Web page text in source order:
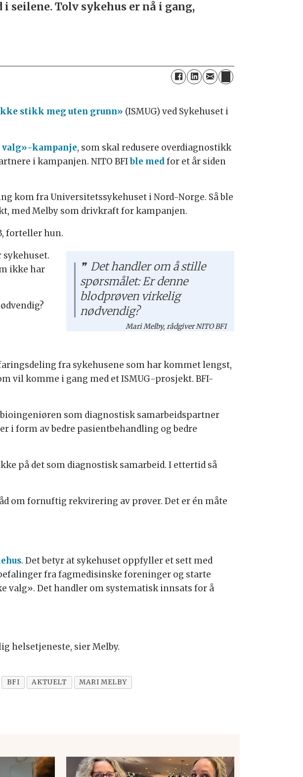
Tolv sykehus er nå i gang,
stikk meg uten grunn» (ISMUG) ved Sykehuset i
kampanje, som skal redusere overdiagnostikk
i kampanjen. NITO BFIble medfor et år siden
kom fra Universitetssykehuset i Nord-Norge. Så ble
med Melby som drivkraft for kampanjen.
forteller hun.
Det handler om å stille
spørsmålet: Er denne
blodprøven virkelig
nødvendig?
Mari Melby, rådgiver NITO BFI
ikke har
fra sykehusene som har kommet lengst,
vil komme i gang med et ISMUG-prosjekt. BFI-
som diagnostisk samarbeidspartner
i form av bedre pasientbehandling og bedre
på det som diagnostisk samarbeid. I ettertid så
om fornuftig rekvirering av prøver. Det er én måte
. Det betyr at sykehuset oppfyller et sett med
fra fagmedisinske foreninger og starte
Det handler om systematisk innsats for å
helsetjeneste, sier Melby.
BFI AKTUELT
MARI MELBY